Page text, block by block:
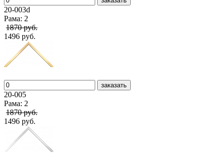
20-003d
Рама: 2
1870 руб.
1496 руб.
заказать
20-005
Рама: 2
1870 руб.
1496 руб.